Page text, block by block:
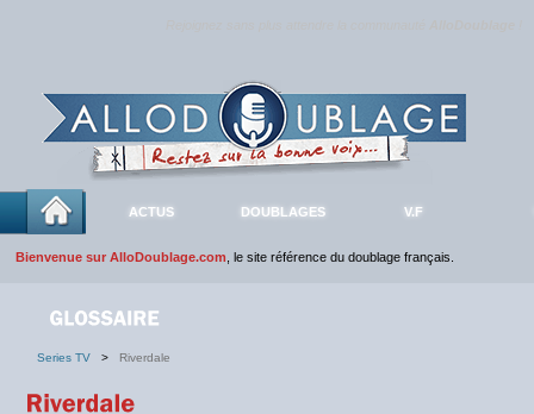
ACTUS DOUBLAGES V.F
Bienvenue sur AlloDoublage.com , le site référence du doublage français.
Series TV > Riverdale